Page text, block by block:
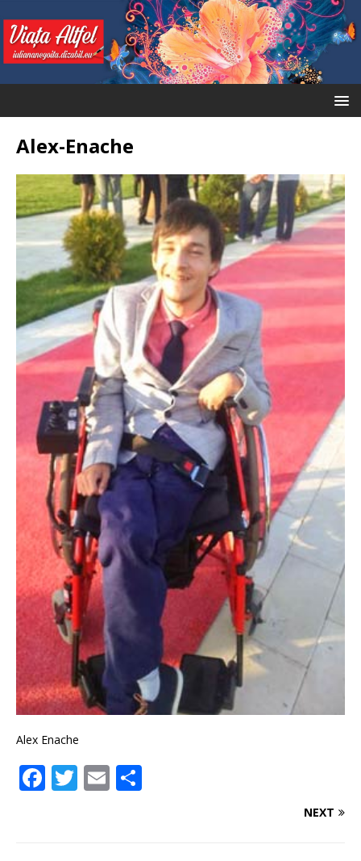
Alex-Enache
Alex Enache
F T E
NEXT